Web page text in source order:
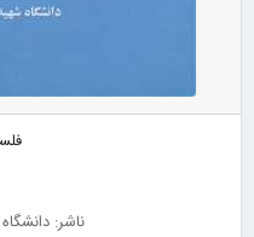
ناشر: